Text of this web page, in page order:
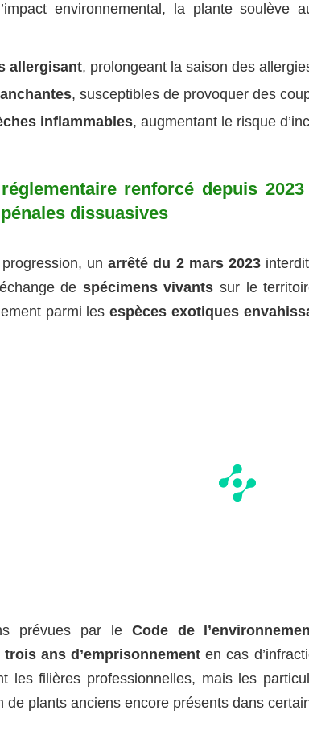
environnemental, la plante soulève
allergisant, prolongeant la saison des
, susceptibles de provoquer des
inflammables, augmentant le risque
renforcé depuis
dissuasives
unarrêté du 2 mars 2023interdit
de spécimens vivants sur le
parmi lesespèces exotiques
prévues par le Code de
trois ans d’emprisonnement en cas
les filières professionnelles, mais les
de plants anciens encore présents dans